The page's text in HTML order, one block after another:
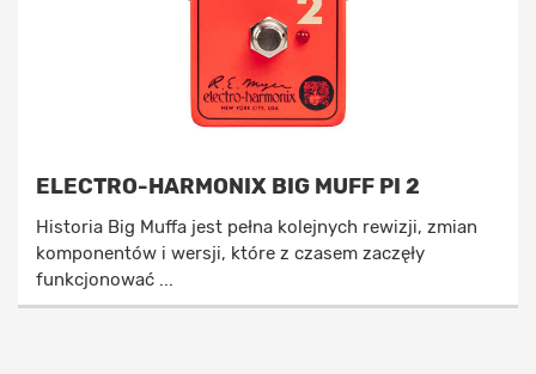
ELECTRO-HARMONIX BIG MUFF PI 2
Historia Big Muffa jest pełna kolejnych rewizji, zmian
komponentów i wersji, które z czasem zaczęły
funkcjonować ...